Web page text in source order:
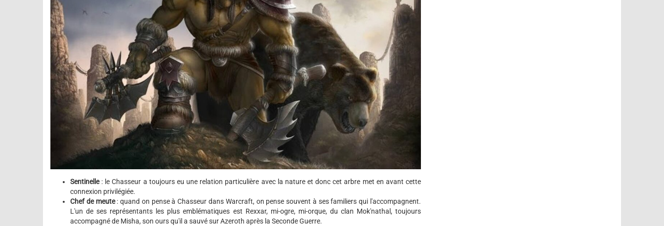
Sentinelle : le Chasseur a toujours eu une relation particulière avec la nature et donc cet arbre met en avant cette
connexion privilégiée.
Chef de meute: quand on pense à Chasseur dans Warcraft, on pense souvent à ses familiers qui l'accompagnent.
L'un de ses représentants les plus emblématiques est Rexxar, mi-ogre, mi-orque, du clan Mok'nathal, toujours
accompagné de Misha, son ours qu'il a sauvé sur Azeroth après la Seconde Guerre.